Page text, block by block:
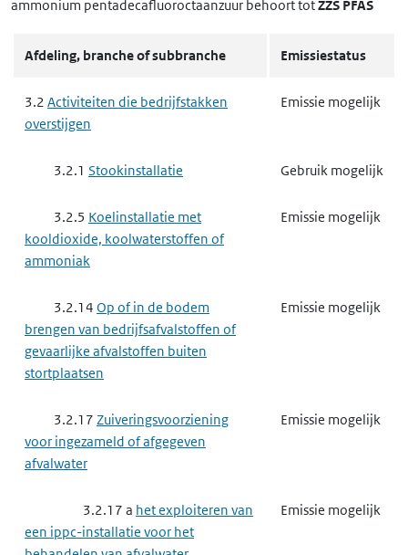
ammonium pentadecafluoroctaanzuur behoort totZZS PFAS
Afdeling, branche of subbranche Emissiestatus
3.2 Activiteiten die bedrijfstakken
overstijgen
Emissie mogelijk
3.2.1 Stookinstallatie Gebruik mogelijk
3.2.5 Koelinstallatie met
kooldioxide, koolwaterstoffen of
ammoniak
Emissie mogelijk
3.2.14 Op of in de bodem
brengen van bedrijfsafvalstoffen of
gevaarlijke afvalstoffen buiten
stortplaatsen
Emissie mogelijk
3.2.17 Zuiveringsvoorziening
voor ingezameld of afgegeven
afvalwater
Emissie mogelijk
3.2.17 a het exploiteren van
een ippc-installatie voor het
Emissie mogelijk